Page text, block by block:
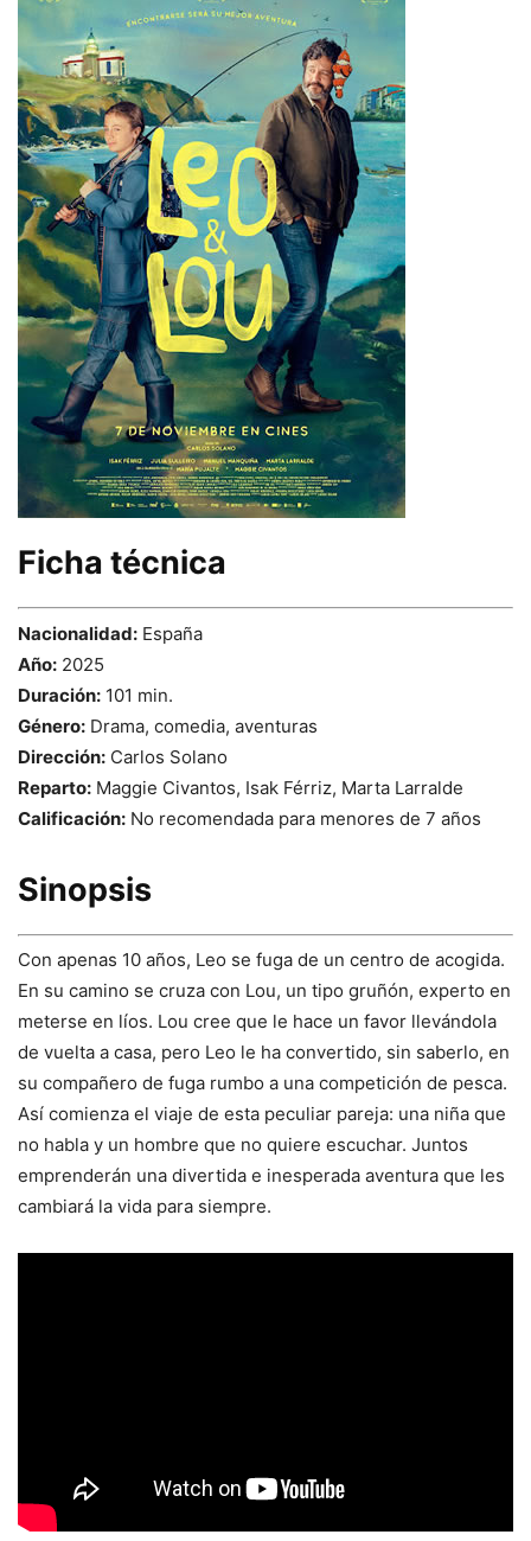
Ficha técnica
Nacionalidad: España
Año: 2025
Duración: 101 min.
Género: Drama, comedia, aventuras
Dirección: Carlos Solano
Reparto: Maggie Civantos, Isak Férriz, Marta Larralde
Calificación: No recomendada para menores de 7 años
Sinopsis
Con apenas 10 años, Leo se fuga de un centro de acogida.
En su camino se cruza con Lou, un tipo gruñón, experto en
meterse en líos. Lou cree que le hace un favor llevándola
de vuelta a casa, pero Leo le ha convertido, sin saberlo, en
su compañero de fuga rumbo a una competición de pesca.
Así comienza el viaje de esta peculiar pareja: una niña que
no habla y un hombre que no quiere escuchar. Juntos
emprenderán una divertida e inesperada aventura que les
cambiará la vida para siempre.